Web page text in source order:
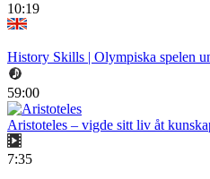
10:19
History Skills | Olympiska spelen
59:00
Aristoteles – vigde sitt liv åt
7:35